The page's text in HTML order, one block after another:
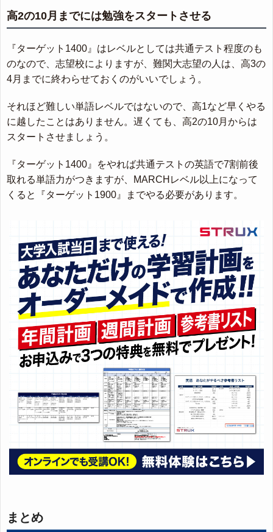
高2の10月までには勉強をスタートさせる
『ターゲット1400』はレベルとしては共通テスト程度のも
のなので、志望校によりますが、難関大志望の人は、高3の
4月までに終わらせておくのがいいでしょう。
それほど難しい単語レベルではないので、高1など早くやる
に越したことはありません。遅くても、高2の10月からは
スタートさせましょう。
『ターゲット1400』をやれば共通テストの英語で7割前後
取れる単語力がつきますが、MARCHレベル以上になって
くると『ターゲット1900』までやる必要があります。
まとめ